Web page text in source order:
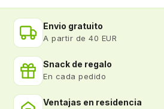
Envio gratuito
A partir de 40 EUR
Snack de regalo
En cada pedido
Ventajas en residencia